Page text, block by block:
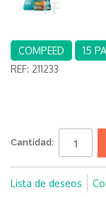
COMPEED
15
REF: 211233
Cantidad:
Lista de deseos